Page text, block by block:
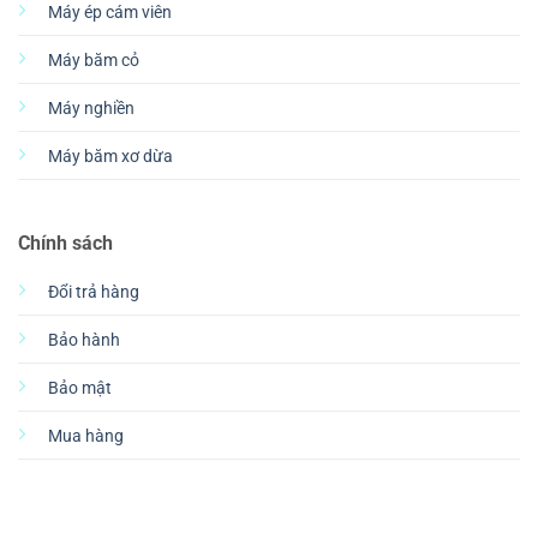
Máy ép cám viên
Máy băm cỏ
Máy nghiền
Máy băm xơ dừa
Chính sách
Đổi trả hàng
Bảo hành
Bảo mật
Mua hàng